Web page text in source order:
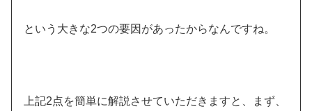
という大きな2つの要因があったからなんですね。
上記2点を簡単に解説させていただきますと、まず、